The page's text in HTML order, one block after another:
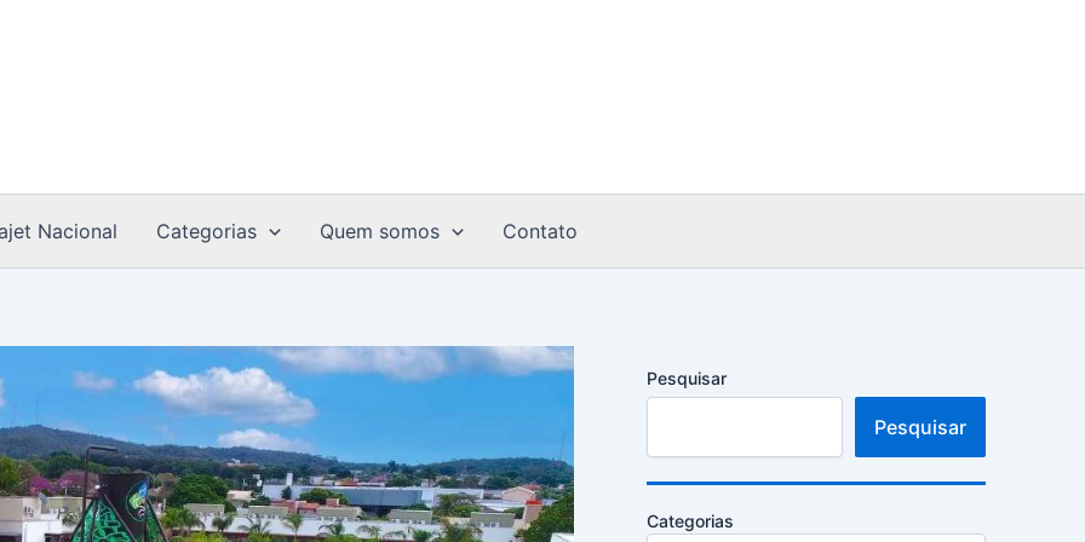
Nacional Categorias Quem somos Contato
Pesquisar
Pesquisar
Categorias